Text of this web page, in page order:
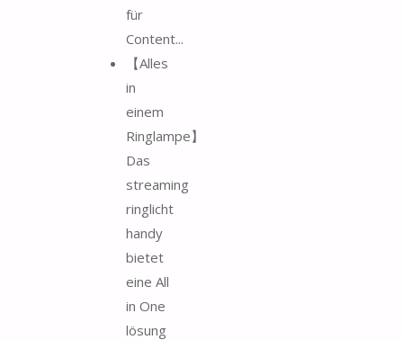
für
Content...
【Alles
in
einem
Ringlampe】
Das
streaming
ringlicht
handy
bietet
eine All
in One
lösung